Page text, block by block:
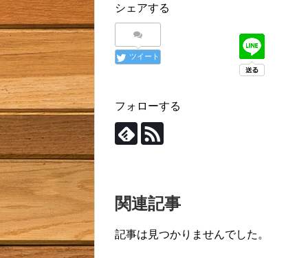
シェアする
ツイート
フォローする
関連記事
記事は見つかりませんでした。